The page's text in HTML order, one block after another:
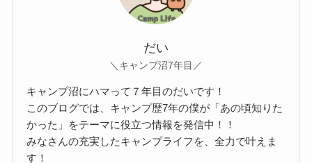
だい
＼キャンプ沼7年目／
キャンプ沼にハマって７年目のだいです！
このブログでは、キャンプ歴7年の僕が「あの頃知りた
かった」をテーマに役立つ情報を発信中！！
みなさんの充実したキャンプライフを、全力で叶えま
す！